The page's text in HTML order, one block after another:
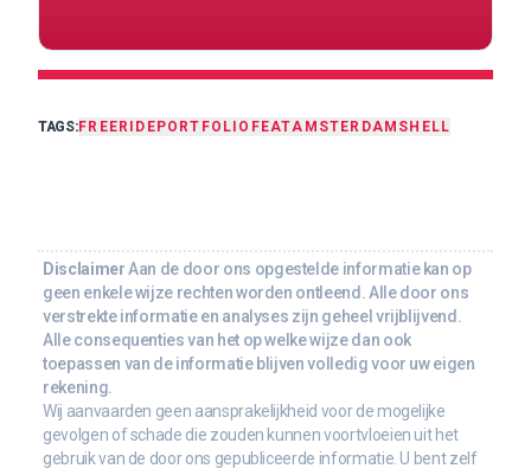
TAGS:FREERIDEPORTFOLIO FEATAMSTERDAM SHELL
Disclaimer Aan de door ons opgestelde informatie kan op
geen enkele wijze rechten worden ontleend. Alle door ons
verstrekte informatie en analyses zijn geheel vrijblijvend.
Alle consequenties van het op welke wijze dan ook
toepassen van de informatie blijven volledig voor uw eigen
rekening.
Wij aanvaarden geen aansprakelijkheid voor de mogelijke
gevolgen of schade die zouden kunnen voortvloeien uit het
gebruik van de door ons gepubliceerde informatie. U bent zelf